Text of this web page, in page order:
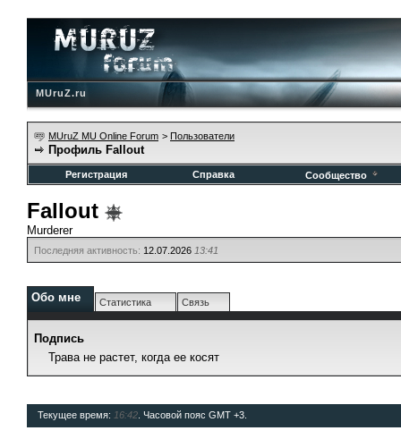
MUruZ.ru
MUruZ MU Online Forum > Пользователи
Профиль Fallout
Регистрация Справка Сообщество
Fallout
Murderer
Последняя активность: 12.07.2026 13:41
Обо мне Статистика Связь
Подпись
Трава не растет, когда ее косят
Текущее время: 16:42 . Часовой пояс GMT +3.